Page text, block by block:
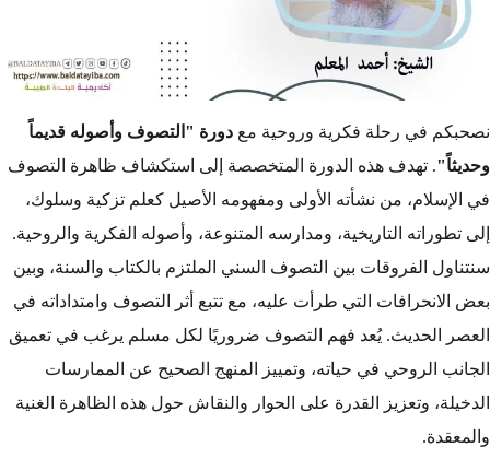
نصحبكم في رحلة فكرية وروحية مع دورة "التصوف وأصوله قديماً
وحديثاً". تهدف هذه الدورة المتخصصة إلى استكشاف ظاهرة التصوف
في الإسلام، من نشأته الأولى ومفهومه الأصيل كعلم تزكية وسلوك،
إلى تطوراته التاريخية، ومدارسه المتنوعة، وأصوله الفكرية والروحية.
سنتناول الفروقات بين التصوف السني الملتزم بالكتاب والسنة، وبين
بعض الانحرافات التي طرأت عليه، مع تتبع أثر التصوف وامتداداته في
العصر الحديث. يُعد فهم التصوف ضروريًا لكل مسلم يرغب في تعميق
الجانب الروحي في حياته، وتمييز المنهج الصحيح عن الممارسات
الدخيلة، وتعزيز القدرة على الحوار والنقاش حول هذه الظاهرة الغنية
والمعقدة.